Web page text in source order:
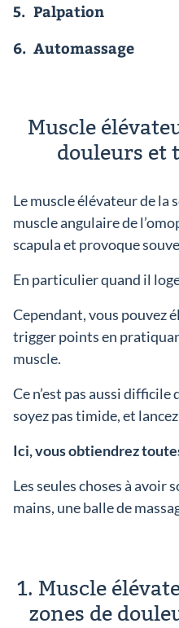
5. Palpation
6. Automassage
Muscle
douleurs et
Le muscle élévateur de la
muscle angulaire de
scapula et provoque
En particulier quand il
Cependant, vous pouvez
trigger points en
muscle.
Ce n’est pas aussi difficile
soyez pas timide, et
Ici, vous obtiendrez
Les seules choses à avoir
mains, une balle de
1. Muscle
zones de